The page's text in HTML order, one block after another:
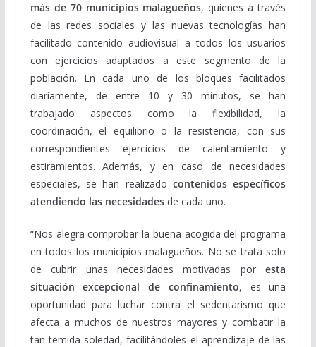
más de 70 municipios malagueños, quienes a través
de las redes sociales y las nuevas tecnologías han
facilitado contenido audiovisual a todos los usuarios
con ejercicios adaptados a este segmento de la
población. En cada uno de los bloques facilitados
diariamente, de entre 10 y 30 minutos, se han
trabajado aspectos como la flexibilidad, la
coordinación, el equilibrio o la resistencia, con sus
correspondientes ejercicios de calentamiento y
estiramientos. Además, y en caso de necesidades
especiales, se han realizado contenidos específicos
atendiendo las necesidadesde cada uno.
“Nos alegra comprobar la buena acogida del programa
en todos los municipios malagueños. No se trata solo
de cubrir unas necesidades motivadas poresta
situación excepcional de confinamiento, es una
oportunidad para luchar contra el sedentarismo que
afecta a muchos de nuestros mayores y combatir la
tan temida soledad, facilitándoles el aprendizaje de las